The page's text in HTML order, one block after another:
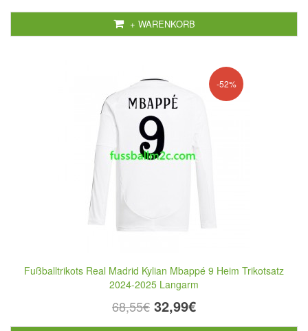
+ WARENKORB
-52%
Fußballtrikots Real Madrid Kylian Mbappé 9 Heim Trikotsatz
2024-2025 Langarm
68,55€ 32,99€